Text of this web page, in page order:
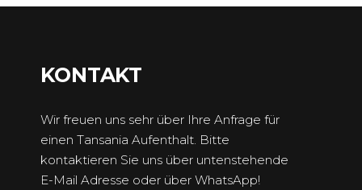
KONTAKT
Wir freuen uns sehr über Ihre Anfrage für
einen Tansania Aufenthalt. Bitte
kontaktieren Sie uns über untenstehende
E-Mail Adresse oder über WhatsApp!